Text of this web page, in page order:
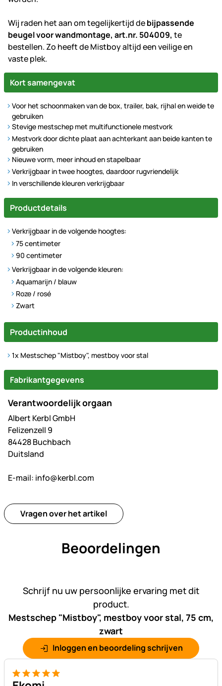
Wij raden het aan om tegelijkertijd debijpassende
beugel voor wandmontage, art.nr. 504009, te
bestellen. Zo heeft de Mistboy altijd een veilige en
vaste plek.
Kort samengevat
Voor het schoonmaken van de box, trailer, bak, rijhal en weide te
gebruiken
Stevige mestschep met multifunctionele mestvork
Mestvork door dichte plaat aan achterkant aan beide kanten te
gebruiken
Nieuwe vorm, meer inhoud en stapelbaar
Verkrijgbaar in twee hoogtes, daardoor rugvriendelijk
In verschillende kleuren verkrijgbaar
Productdetails
Verkrijgbaar in de volgende hoogtes:
75 centimeter
90 centimeter
Verkrijgbaar in de volgende kleuren:
Aquamarijn / blauw
Roze / rosé
Zwart
Productinhoud
1x Mestschep "Mistboy", mestboy voor stal
Fabrikantgegevens
Verantwoordelijk orgaan
Albert Kerbl GmbH
Felizenzell 9
84428 Buchbach
Duitsland
E-mail: info@kerbl.com
Vragen over het artikel
Beoordelingen
Schrijf nu uw persoonlijke ervaring met dit
product.
Mestschep "Mistboy", mestboy voor stal, 75 cm,
zwart
Inloggen en beoordeling schrijven
5 van 5